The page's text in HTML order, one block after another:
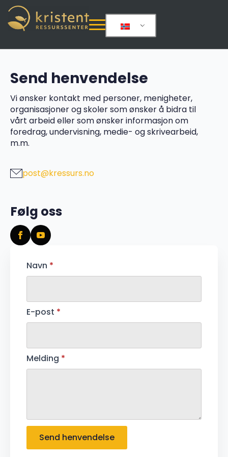
Send henvendelse
Vi ønsker kontakt med personer, menigheter,
organisasjoner og skoler som ønsker å bidra til
vårt arbeid eller som ønsker informasjon om
foredrag, undervisning, medie- og skrivearbeid,
m.m.
post@kressurs.no
Følg oss
Navn *
E-post *
Melding *
Send henvendelse